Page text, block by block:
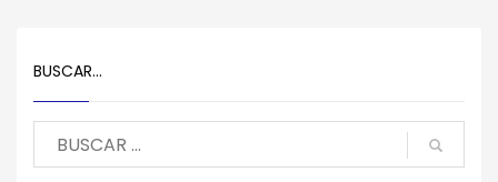
BUSCAR…